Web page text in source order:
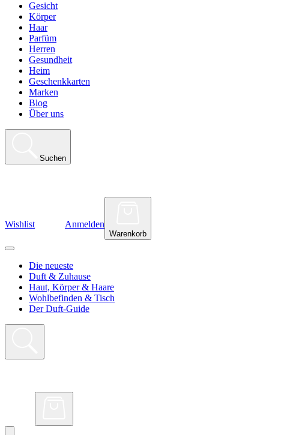
Gesicht
Körper
Haar
Parfüm
Herren
Gesundheit
Heim
Geschenkkarten
Marken
Blog
Über uns
Suchen
Wishlist Anmelden
Warenkorb
Die neueste
Duft & Zuhause
Haut, Körper & Haare
Wohlbefinden & Tisch
Der Duft-Guide